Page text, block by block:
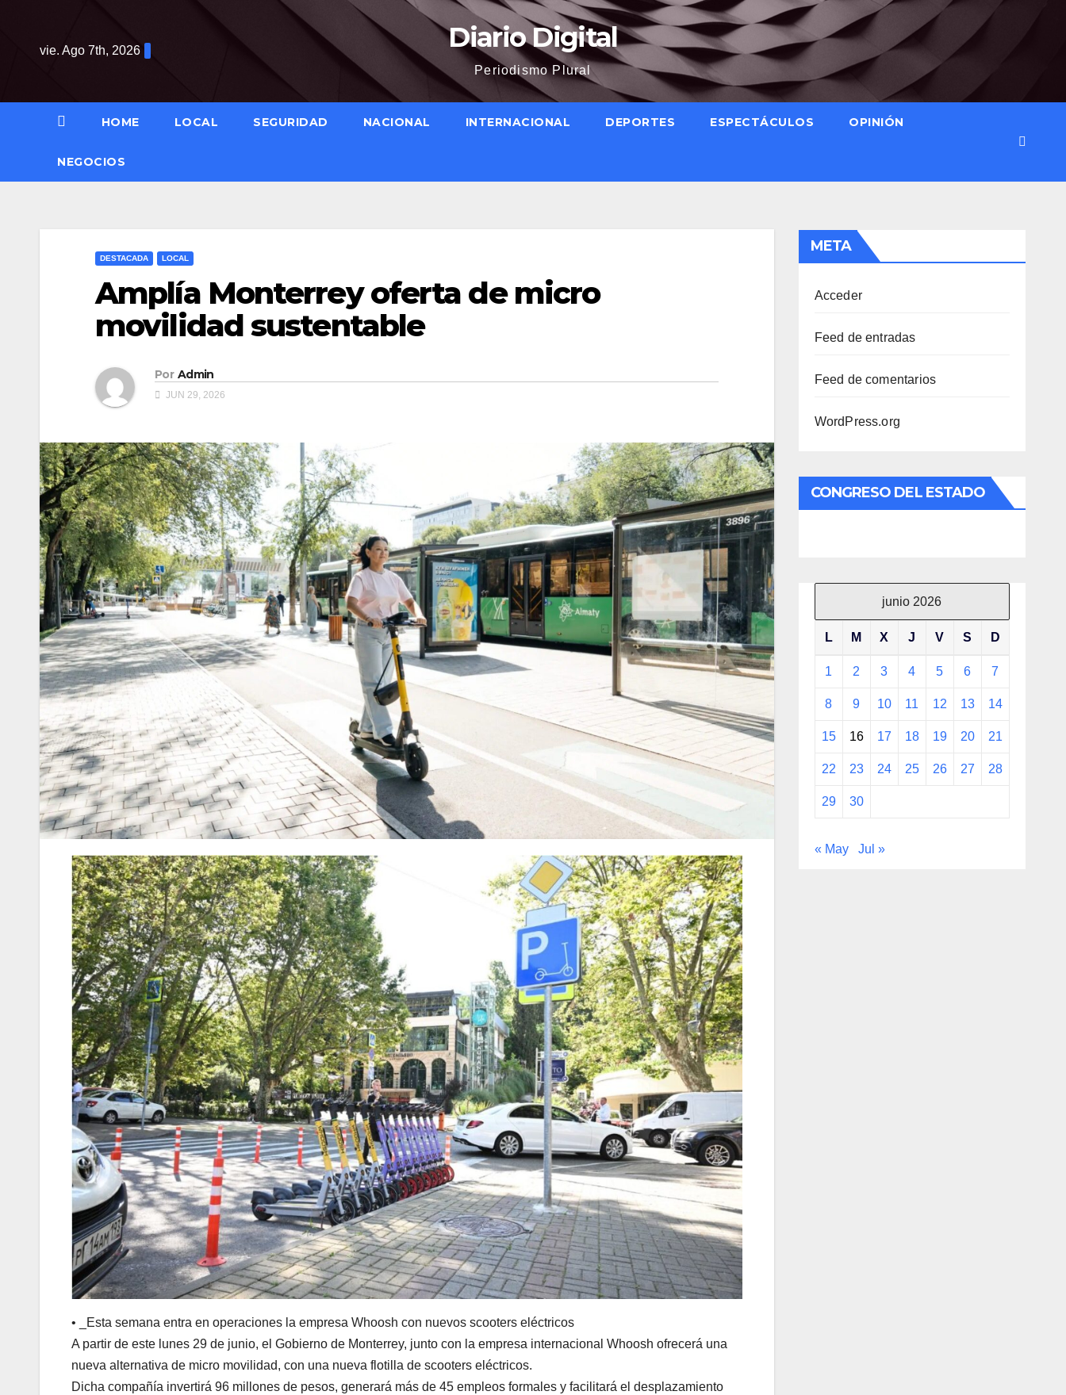
contenido
vie. Ago 7th, 2026 Diario Digital
Periodismo Plural
HOME LOCAL SEGURIDAD NACIONAL INTERNACIONAL DEPORTES ESPECTÁCULOS OPINIÓN
NEGOCIOS
DESTACADA LOCAL
Amplía Monterrey oferta de micro
movilidad sustentable
Por Admin
JUN 29, 2026
• _Esta semana entra en operaciones la empresa Whoosh con nuevos scooters eléctricos
A partir de este lunes 29 de junio, el Gobierno de Monterrey, junto con la empresa internacional Whoosh ofrecerá una
nueva alternativa de micro movilidad, con una nueva flotilla de scooters eléctricos.
Dicha compañía invertirá 96 millones de pesos, generará más de 45 empleos formales y facilitará el desplazamiento
META
Acceder
Feed de entradas
Feed de comentarios
WordPress.org
CONGRESO DEL ESTADO
junio 2026
L M X J V S D
1 2 3 4 5 6 7
8 9 10 11 12 13 14
15 16 17 18 19 20 21
22 23 24 25 26 27 28
29 30
« May Jul »